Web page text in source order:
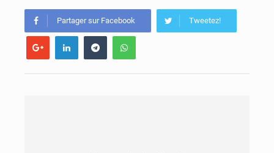
Partager sur Facebook Tweetez!